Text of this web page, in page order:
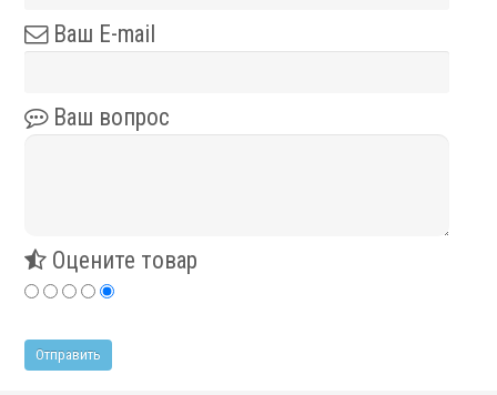
Ротационные соединения для воды
Ротационные соединения для масла
Ваш E-mail
Ваш вопрос
Оцените товар